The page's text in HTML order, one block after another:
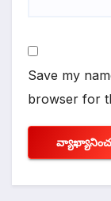
Save my
browser for